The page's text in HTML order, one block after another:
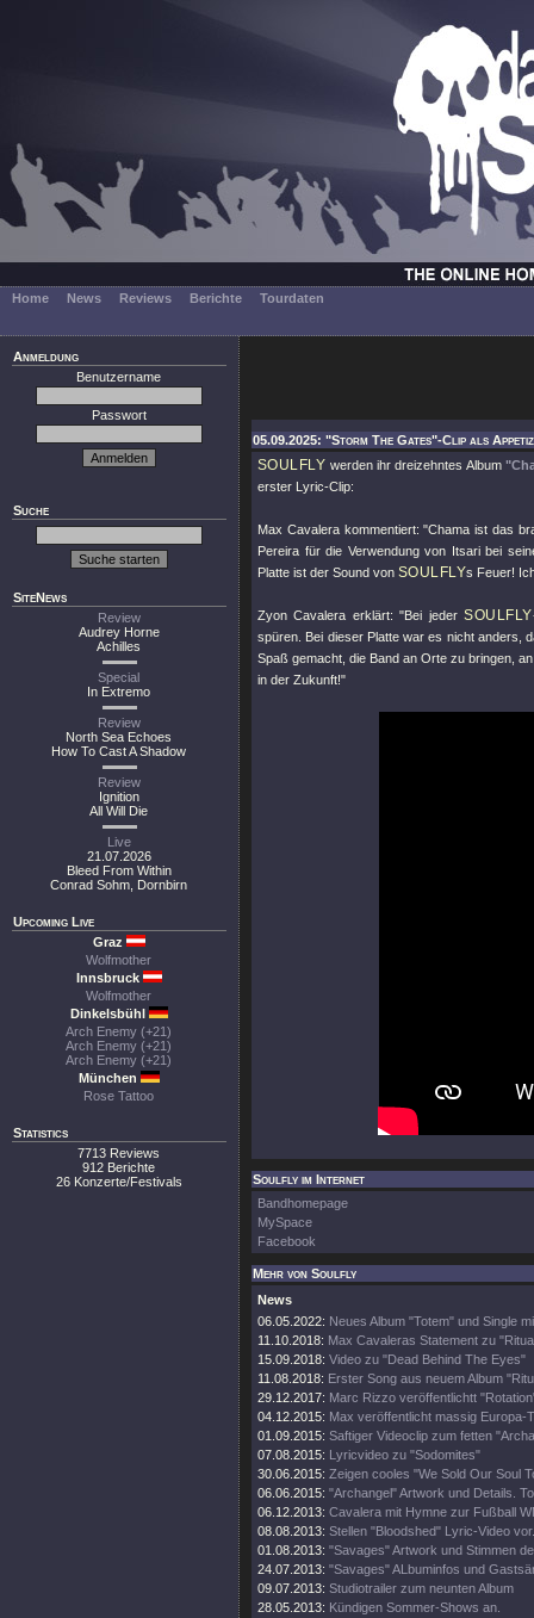
Home News Reviews Berichte Tourdaten
Anmeldung
Benutzername
Passwort
Suche
SiteNews
Review
Audrey Horne
Achilles
Special
In Extremo
Review
North Sea Echoes
How To Cast A Shadow
Review
Ignition
All Will Die
Live
21.07.2026
Bleed From Within
Conrad Sohm, Dornbirn
Upcoming Live
Graz
Wolfmother
Innsbruck
Wolfmother
Dinkelsbühl
Arch Enemy (+21)
Arch Enemy (+21)
Arch Enemy (+21)
München
Rose Tattoo
Statistics
7713 Reviews
912 Berichte
26 Konzerte/Festivals
05.09.2025: "Storm The Gates"-Clip als
SOULFLY werden ihr dreizehntes Album
erster Lyric-Clip:
Max Cavalera kommentiert: "Chama ist das
Pereira für die Verwendung von Itsari bei
Platte ist der Sound von SOULFLYs Feuer!
Zyon Cavalera erklärt: "Bei jederSOULFLY
spüren. Bei dieser Platte war es nicht anders,
Spaß gemacht, die Band an Orte zu bringen,
in der Zukunft!"
Soulfly im Internet
Bandhomepage
MySpace
Facebook
Mehr von Soulfly
News
06.05.2022: Neues Album "Totem" und Single
11.10.2018: Max Cavaleras Statement zu
15.09.2018: Video zu "Dead Behind The Eyes"
11.08.2018: Erster Song aus neuem Album
29.12.2017: Marc Rizzo veröffentlichtt
04.12.2015: Max veröffentlicht massig Europa-
01.09.2015: Saftiger Videoclip zum fetten
07.08.2015: Lyricvideo zu "Sodomites"
30.06.2015: Zeigen cooles "We Sold Our Soul
06.06.2015: "Archangel" Artwork und Details.
06.12.2013: Cavalera mit Hymne zur Fußball
08.08.2013: Stellen "Bloodshed" Lyric-Video vor.
01.08.2013: "Savages" Artwork und Stimmen
24.07.2013: "Savages" ALbuminfos und
09.07.2013: Studiotrailer zum neunten Album
28.05.2013: Kündigen Sommer-Shows an.